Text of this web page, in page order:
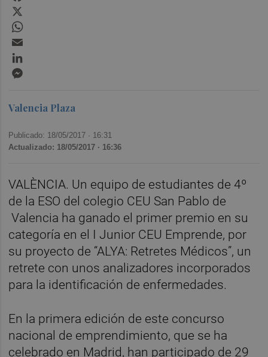
Valencia Plaza
Publicado: 18/05/2017 · 16:31
Actualizado: 18/05/2017 · 16:36
VALÈNCIA. Un equipo de estudiantes de 4º
de la ESO del colegio CEU San Pablo de
Valencia ha ganado el primer premio en su
categoría en el I Junior CEU Emprende, por
su proyecto de “ALYA: Retretes Médicos”, un
retrete con unos analizadores incorporados
para la identificación de enfermedades.
En la primera edición de este concurso
nacional de emprendimiento, que se ha
celebrado en Madrid, han participado de 29